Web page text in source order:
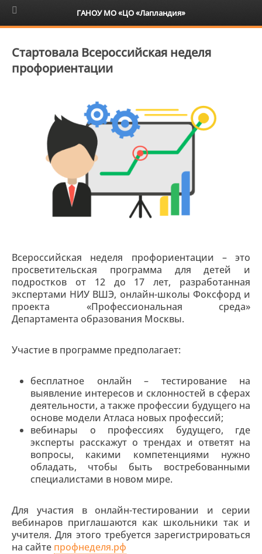
6+
Стартовала Всероссийская неделя
профориентации
Всероссийская неделя профориентации – это
просветительская программа для детей и
подростков от 12 до 17 лет, разработанная
экспертами НИУ ВШЭ, онлайн-школы Фоксфорд и
проекта «Профессиональная среда»
Департамента образования Москвы.
Участие в программе предполагает:
бесплатное онлайн – тестирование на
выявление интересов и склонностей в сферах
деятельности, а также профессии будущего на
основе модели Атласа новых профессий;
вебинары о профессиях будущего, где
эксперты расскажут о трендах и ответят на
вопросы, какими компетенциями нужно
обладать, чтобы быть востребованными
специалистами в новом мире.
Для участия в онлайн-тестировании и серии
вебинаров приглашаются как школьники так и
учителя. Для этого требуется зарегистрироваться
на сайте профнеделя.рф
ГАНОУ МО «ЦО «Лапландия»